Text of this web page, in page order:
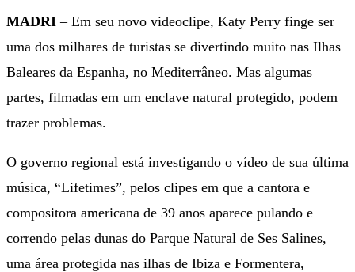
MADRI – Em seu novo videoclipe, Katy Perry finge ser
uma dos milhares de turistas se divertindo muito nas Ilhas
Baleares da Espanha, no Mediterrâneo. Mas algumas
partes, filmadas em um enclave natural protegido, podem
trazer problemas.
O governo regional está investigando o vídeo de sua última
música, “Lifetimes”, pelos clipes em que a cantora e
compositora americana de 39 anos aparece pulando e
correndo pelas dunas do Parque Natural de Ses Salines,
uma área protegida nas ilhas de Ibiza e Formentera,